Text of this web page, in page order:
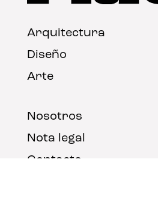
Arquitectura
Diseño
Arte
Nosotros
Nota legal
Contacto